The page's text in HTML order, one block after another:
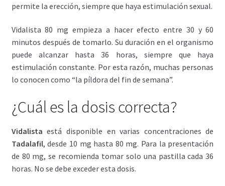
permite la erección, siempre que haya estimulación sexual.
Vidalista 80 mg empieza a hacer efecto entre 30 y 60
minutos después de tomarlo. Su duración en el organismo
puede alcanzar hasta 36 horas, siempre que haya
estimulación constante. Por esta razón, muchas personas
lo conocen como “la píldora del fin de semana”.
¿Cuál es la dosis correcta?
Vidalista está disponible en varias concentraciones de
Tadalafil, desde 10 mg hasta 80 mg. Para la presentación
de 80 mg, se recomienda tomar solo una pastilla cada 36
horas. No se debe exceder esta dosis.